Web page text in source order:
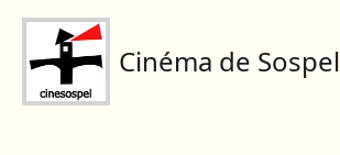
Cinéma de Sospel